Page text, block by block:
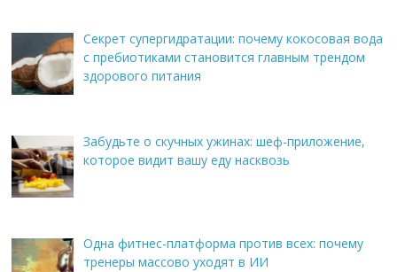
Секрет супергидратации: почему кокосовая вода
с пребиотиками становится главным трендом
здорового питания
Забудьте о скучных ужинах: шеф-приложение,
которое видит вашу еду насквозь
Одна фитнес-платформа против всех: почему
тренеры массово уходят в ИИ